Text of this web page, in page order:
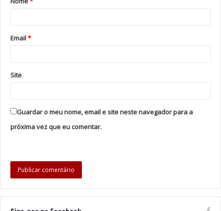
Email*
Site
Guardar o meu nome, email e site neste navegador para a
próxima vez que eu comentar.